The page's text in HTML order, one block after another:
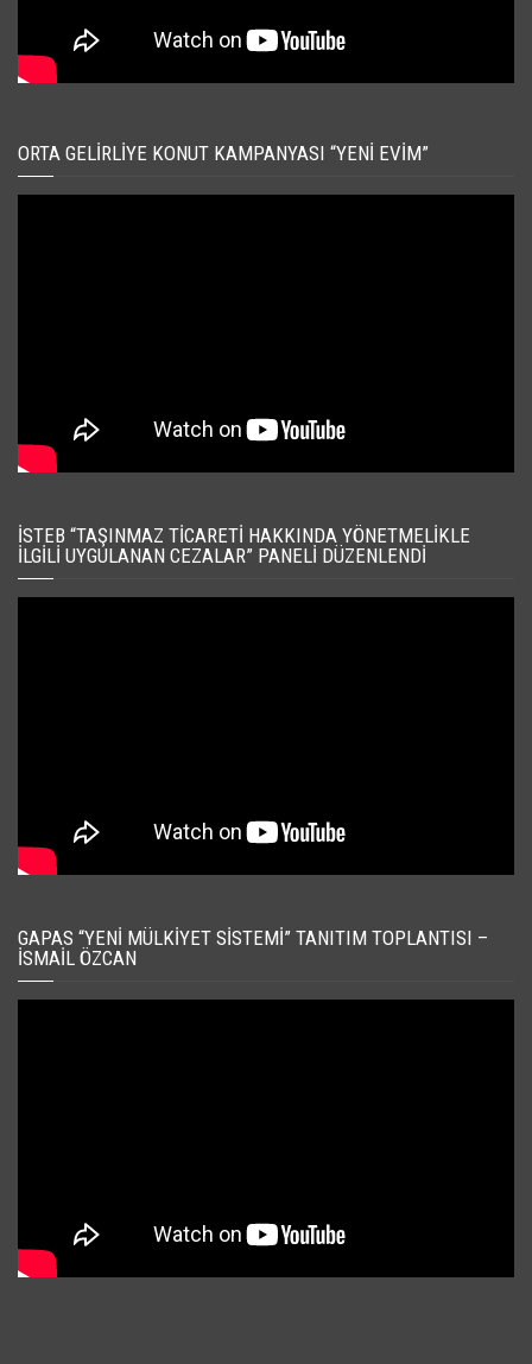
ORTA GELIRLIYE KONUT KAMPANYASI “YENI EVIM”
İSTEB “TAŞINMAZ TICARETI HAKKINDA YÖNETMELIKLE
İLGILI UYGULANAN CEZALAR” PANELI DÜZENLENDI
GAPAS “YENI MÜLKIYET SISTEMI” TANITIM TOPLANTISI –
İSMAIL ÖZCAN